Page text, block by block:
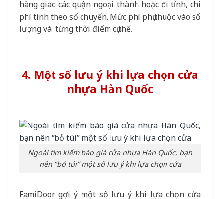
hàng giao các quận ngoại thành hoặc đi tỉnh, chi
phí tính theo số chuyến. Mức phí phụ thuộc vào số
lượng và từng thời điểm cụ thể.
4. Một số lưu ý khi lựa chọn cửa
nhựa Hàn Quốc
Ngoài tìm kiếm báo giá cửa nhựa Hàn Quốc, bạn
nên ‘’bỏ túi’’ một số lưu ý khi lựa chọn cửa
FamiDoor gợi ý một số lưu ý khi lựa chọn cửa